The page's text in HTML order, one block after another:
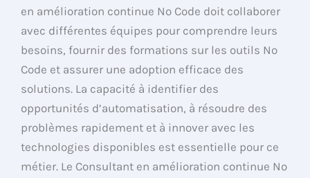
en amélioration continue No Code doit collaborer
avec différentes équipes pour comprendre leurs
besoins, fournir des formations sur les outils No
Code et assurer une adoption efficace des
solutions. La capacité à identifier des
opportunités d’automatisation, à résoudre des
problèmes rapidement et à innover avec les
technologies disponibles est essentielle pour ce
métier. Le Consultant en amélioration continue No